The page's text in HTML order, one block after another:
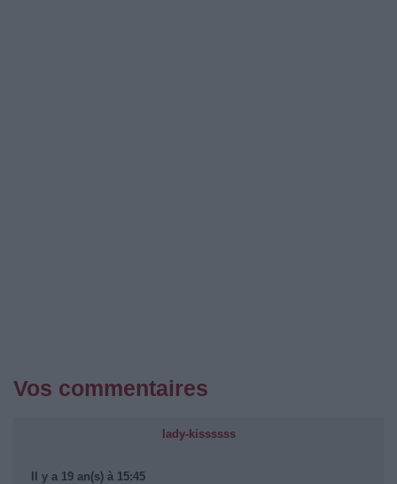
Vos commentaires
lady-kissssss
Il y a 19 an(s) à 15:45